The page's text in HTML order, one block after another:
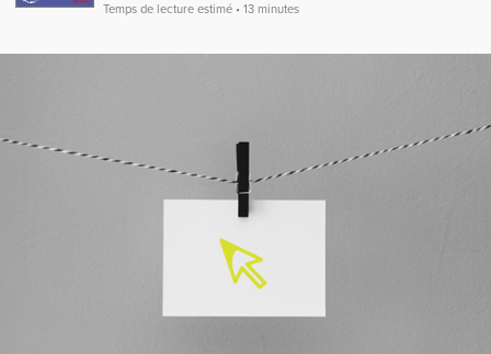
Temps de lecture estimé • 13 minutes